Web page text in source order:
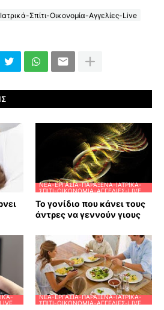
Σπίτι-Οικονομία-Αγγελίες-Live
ΝΈΑ-ΕΡΓΑΣΊΑ-ΠΑΡΆΞΕΝΑ-ΙΑΤΡΙΚΆ-
ΣΠΊΤΙ-ΟΙΚΟΝΟΜΊΑ-ΑΓΓΕΛΊΕΣ-LIVE
Το γονίδιο που κάνει τους
άντρες να γεννούν γιους
ΝΈΑ-ΕΡΓΑΣΊΑ-ΠΑΡΆΞΕΝΑ-ΙΑΤΡΙΚΆ-
ΣΠΊΤΙ-ΟΙΚΟΝΟΜΊΑ-ΑΓΓΕΛΊΕΣ-LIVE